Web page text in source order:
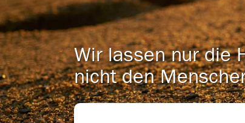
Wir lassen nur die
nicht den